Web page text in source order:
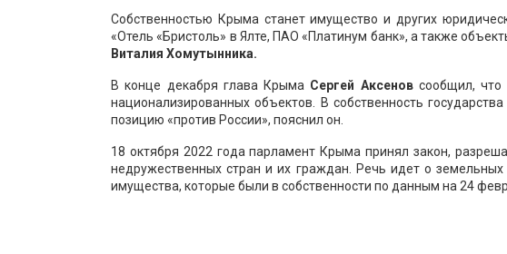
Собственностью Крыма станет имущество и других
«Отель «Бристоль» в Ялте, ПАО «Платинум банк», а также
Виталия Хомутынника.
В конце декабря глава Крыма Сергей Аксеновсообщил, что
национализированных объектов. В собственность
позицию «против России», пояснил он.
18 октября 2022 года парламент Крыма принял закон,
недружественных стран и их граждан. Речь идет о
имущества, которые были в собственности по данным на 24